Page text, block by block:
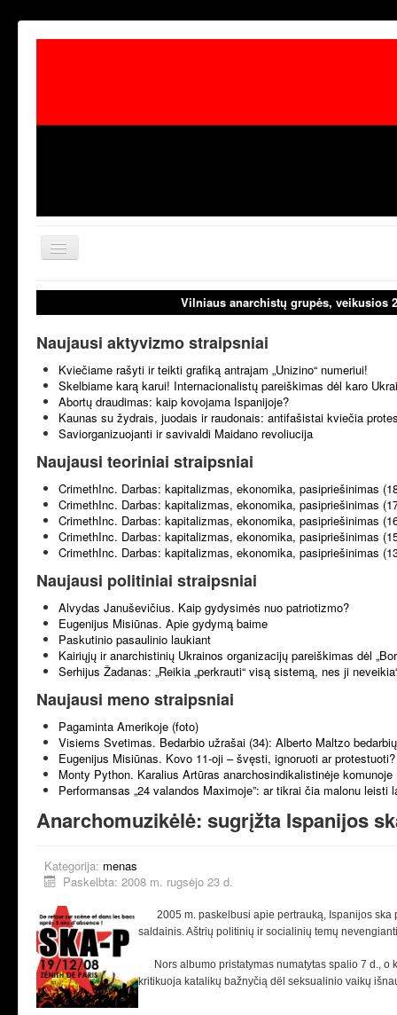
Toggle
Navigation
aktualijos
laisvoji
Vilniaus anarchistų grupės, veikusios
Naujausi aktyvizmo straipsniai
Kviečiame rašyti ir teikti grafiką antrajam „Unizino“ numeriui!
Skelbiame karą karui! Internacionalistų pareiškimas dėl karo
Abortų draudimas: kaip kovojama Ispanijoje?
Kaunas su žydrais, juodais ir raudonais: antifašistai kviečia
Saviorganizuojanti ir savivaldi Maidano revoliucija
Naujausi teoriniai straipsniai
CrimethInc. Darbas: kapitalizmas, ekonomika, pasipriešinimas
CrimethInc. Darbas: kapitalizmas, ekonomika, pasipriešinimas
CrimethInc. Darbas: kapitalizmas, ekonomika, pasipriešinimas
CrimethInc. Darbas: kapitalizmas, ekonomika, pasipriešinimas
CrimethInc. Darbas: kapitalizmas, ekonomika, pasipriešinimas
Naujausi politiniai straipsniai
Alvydas Januševičius. Kaip gydysimės nuo patriotizmo?
Eugenijus Misiūnas. Apie gydymą baime
Paskutinio pasaulinio laukiant
Kairiųjų ir anarchistinių Ukrainos organizacijų pareiškimas dėl
Serhijus Žadanas: „Reikia „perkrauti“ visą sistemą, nes ji
Naujausi meno straipsniai
Pagaminta Amerikoje (foto)
Visiems Svetimas. Bedarbio užrašai (34): Alberto Maltzo
Eugenijus Misiūnas. Kovo 11-oji – švęsti, ignoruoti ar protestuoti?
Monty Python. Karalius Artūras anarchosindikalistinėje komunoje
Performansas „24 valandos Maximoje”: ar tikrai čia malonu leisti
Anarchomuzikėlė: sugrįžta Ispanijos
Kategorija: menas
Paskelbta: 2008 m. rugsėjo 23 d.
2005 m. paskelbusi apie pertrauką, Ispanijos ska
saldainis. Aštrių politinių ir socialinių temų
Nors albumo pristatymas numatytas spalio 7 d., o
kritikuoja katalikų bažnyčią dël seksualinio vaikų